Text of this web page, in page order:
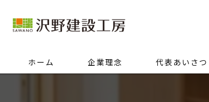
ホーム 企業理念 代表あいさつ